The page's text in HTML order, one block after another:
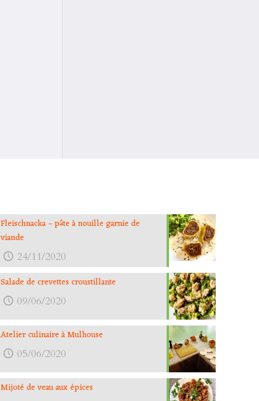
Fleischnacka – pâte à nouille garnie de
viande
24/11/2020
Salade de crevettes croustillante
09/06/2020
Atelier culinaire à Mulhouse
05/06/2020
Mijoté de veau aux épices